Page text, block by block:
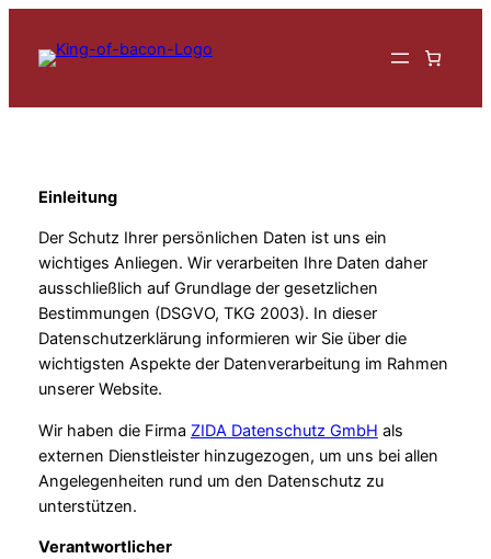
Inhalt
springen
Einleitung
Der Schutz Ihrer persönlichen Daten ist uns ein
wichtiges Anliegen. Wir verarbeiten Ihre Daten daher
ausschließlich auf Grundlage der gesetzlichen
Bestimmungen (DSGVO, TKG 2003). In dieser
Datenschutzerklärung informieren wir Sie über die
wichtigsten Aspekte der Datenverarbeitung im Rahmen
unserer Website.
Wir haben die Firma ZIDA Datenschutz GmbH als
externen Dienstleister hinzugezogen, um uns bei allen
Angelegenheiten rund um den Datenschutz zu
unterstützen.
Verantwortlicher